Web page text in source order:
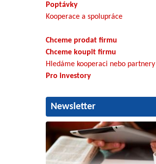
Poptávky
Kooperace a spolupráce
Chceme prodat firmu
Chceme koupit firmu
Hledáme kooperaci nebo partnery
Pro investory
Newsletter